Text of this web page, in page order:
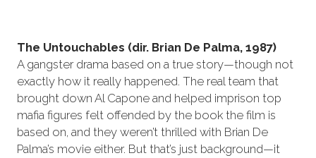
The Untouchables (dir. Brian De Palma, 1987)
A gangster drama based on a true story—though not
exactly how it really happened. The real team that
brought down Al Capone and helped imprison top
mafia figures felt offended by the book the film is
based on, and they weren’t thrilled with Brian De
Palma’s movie either. But that’s just background—it